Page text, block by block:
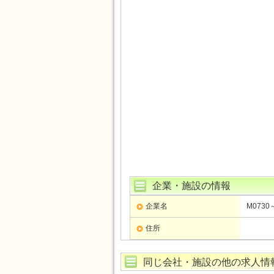
企業・施設の情報
企業名 M0730
住所
同じ会社・施設の他の求人情